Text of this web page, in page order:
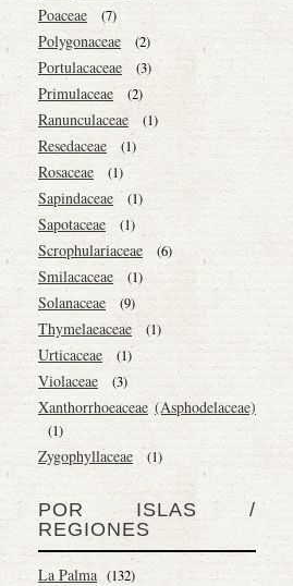
Poaceae (7)
Polygonaceae (2)
Portulacaceae (3)
Primulaceae (2)
Ranunculaceae (1)
Resedaceae (1)
Rosaceae (1)
Sapindaceae (1)
Sapotaceae (1)
Scrophulariaceae (6)
Smilacaceae (1)
Solanaceae (9)
Thymelaeaceae (1)
Urticaceae (1)
Violaceae (3)
Xanthorrhoeaceae (Asphodelaceae)
(1)
Zygophyllaceae (1)
POR ISLAS /
REGIONES
La Palma (132)